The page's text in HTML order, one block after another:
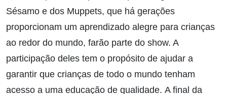
Sésamo e dos Muppets, que há gerações
proporcionam um aprendizado alegre para crianças
ao redor do mundo, farão parte do show. A
participação deles tem o propósito de ajudar a
garantir que crianças de todo o mundo tenham
acesso a uma educação de qualidade. A final da